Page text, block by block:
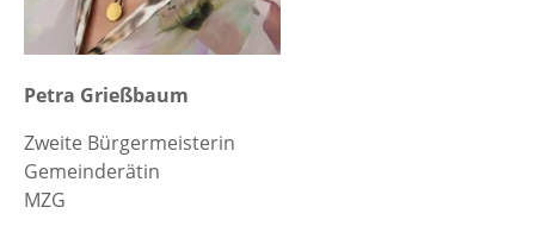
Petra Grießbaum
Zweite Bürgermeisterin
Gemeinderätin
MZG